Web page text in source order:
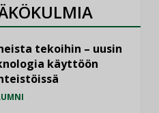
tekoihin – uusin
käyttöön